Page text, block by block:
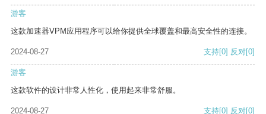
游客
这款加速器VPM应用程序可以给你提供全球覆盖和最高安全性的连接。
2024-08-27 支持[0] 反对[0]
游客
这款软件的设计非常人性化，使用起来非常舒服。
2024-08-27 支持[0] 反对[0]